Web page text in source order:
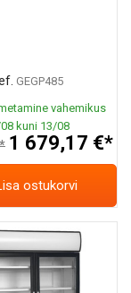
GEGP485
vahemikus
kuni 13/08
1 679,17 €*
ostukorvi